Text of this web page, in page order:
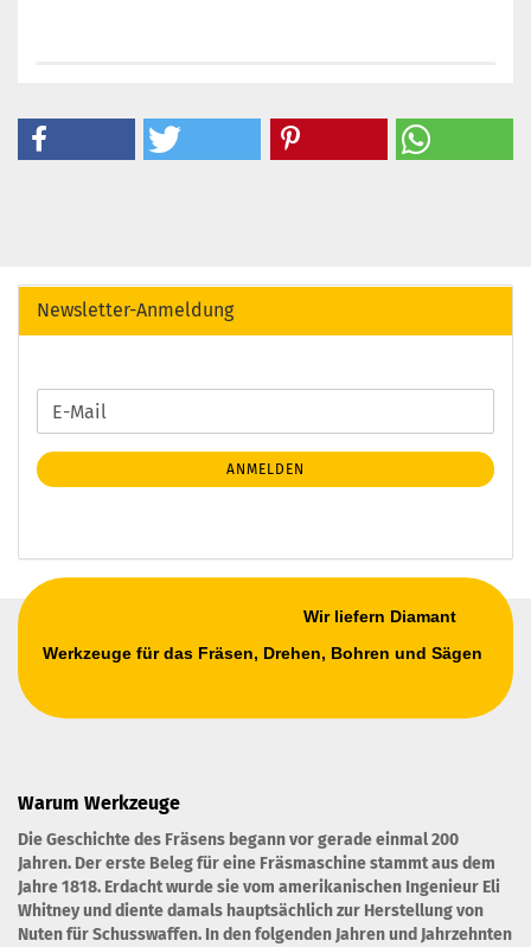
Newsletter-Anmeldung
WEITER
ZUR
NEWSLETTER-
ANMELDUNG
E-
Mail
ANMELDEN
Wir liefern Diamant
Werkzeuge für das Fräsen, Drehen, Bohren und Sägen
Warum Werkzeuge
Die Geschichte des Fräsens begann vor gerade einmal 200
Jahren. Der erste Beleg für eine Fräsmaschine stammt aus dem
Jahre 1818. Erdacht wurde sie vom amerikanischen Ingenieur Eli
Whitney und diente damals hauptsächlich zur Herstellung von
Nuten für Schusswaffen. In den folgenden Jahren und Jahrzehnten